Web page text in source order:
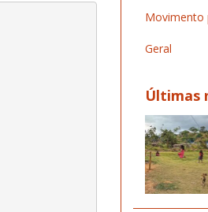
Movimento
Geral
Últimas